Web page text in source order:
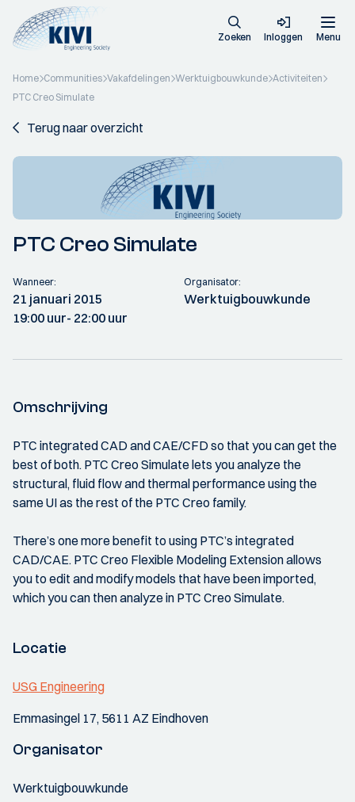
Zoeken Inloggen Menu
Home Communities Vakafdelingen Werktuigbouwkunde Activiteiten
PTC Creo Simulate
Terug naar overzicht
PTC Creo Simulate
Wanneer:
21 januari 2015
19:00 uur- 22:00 uur
Organisator:
Werktuigbouwkunde
Omschrijving
PTC integrated CAD and CAE/CFD so that you can get the
best of both. PTC Creo Simulate lets you analyze the
structural, fluid flow and thermal performance using the
same UI as the rest of the PTC Creo family.
There’s one more benefit to using PTC’s integrated
CAD/CAE. PTC Creo Flexible Modeling Extension allows
you to edit and modify models that have been imported,
which you can then analyze in PTC Creo Simulate.
Locatie
USG Engineering
Emmasingel 17, 5611 AZ Eindhoven
Organisator
Werktuigbouwkunde